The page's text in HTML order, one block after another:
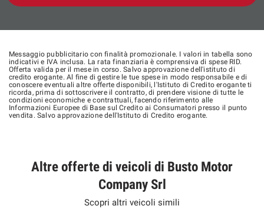
Messaggio pubblicitario con finalità promozionale. I valori in tabella sono
indicativi e IVA inclusa. La rata finanziaria è comprensiva di spese RID.
Offerta valida per il mese in corso. Salvo approvazione dell'istituto di
credito erogante. Al fine di gestire le tue spese in modo responsabile e di
conoscere eventuali altre offerte disponibili, l'Istituto di Credito erogante ti
ricorda, prima di sottoscrivere il contratto, di prendere visione di tutte le
condizioni economiche e contrattuali, facendo riferimento alle
Informazioni Europee di Base sul Credito ai Consumatori presso il punto
vendita. Salvo approvazione dell'Istituto di Credito erogante.
Altre offerte di veicoli di Busto Motor
Company Srl
Scopri altri veicoli simili